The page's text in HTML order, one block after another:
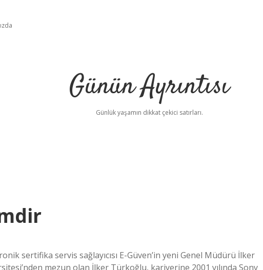
Günün Ayrıntısı
Günlük yaşamın dikkat çekici satırları.
sertifika servis sağlayıcısı E-Güven’in yeni Genel Müdürü İlker
mezun olan İlker Türkoğlu, kariyerine 2001 yılında Sony